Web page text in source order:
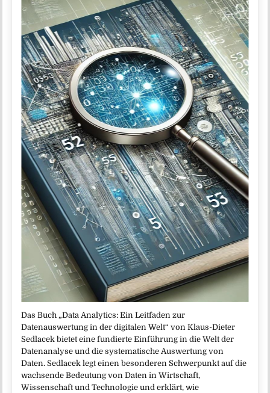
Das Buch „Data Analytics: Ein Leitfaden zur
Datenauswertung in der digitalen Welt“ von Klaus-Dieter
Sedlacek bietet eine fundierte Einführung in die Welt der
Datenanalyse und die systematische Auswertung von
Daten. Sedlacek legt einen besonderen Schwerpunkt auf die
wachsende Bedeutung von Daten in Wirtschaft,
Wissenschaft und Technologie und erklärt, wie